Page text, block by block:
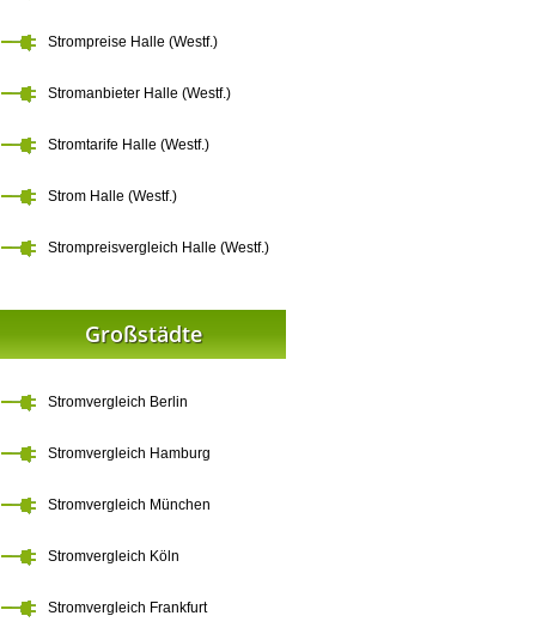
Strompreise Halle (Westf.)
Stromanbieter Halle (Westf.)
Stromtarife Halle (Westf.)
Strom Halle (Westf.)
Strompreisvergleich Halle (Westf.)
Großstädte
Stromvergleich Berlin
Stromvergleich Hamburg
Stromvergleich München
Stromvergleich Köln
Stromvergleich Frankfurt